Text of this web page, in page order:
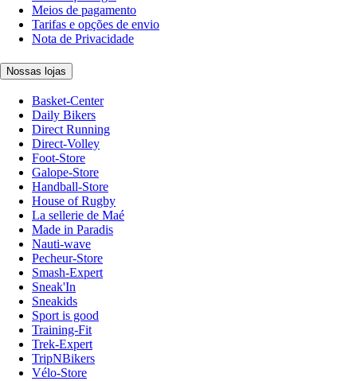
Meios de pagamento
Tarifas e opções de envio
Nota de Privacidade
Nossas lojas
Basket-Center
Daily Bikers
Direct Running
Direct-Volley
Foot-Store
Galope-Store
Handball-Store
House of Rugby
La sellerie de Maé
Made in Paradis
Nauti-wave
Pecheur-Store
Smash-Expert
Sneak'In
Sneakids
Sport is good
Training-Fit
Trek-Expert
TripNBikers
Vélo-Store